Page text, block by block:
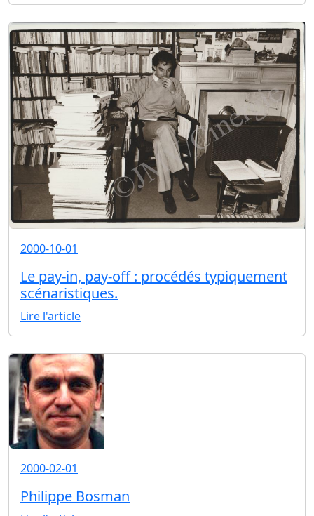
2000-10-01
Le pay-in, pay-off : procédés typiquement
scénaristiques.
Lire l'article
2000-02-01
Philippe Bosman